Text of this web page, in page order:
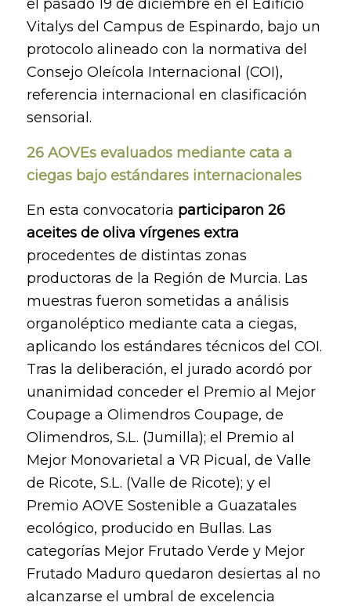
el pasado 19 de diciembre en el Edificio
Vitalys del Campus de Espinardo, bajo un
protocolo alineado con la normativa del
Consejo Oleícola Internacional (COI),
referencia internacional en clasificación
sensorial.
26 AOVEs evaluados mediante cata a
ciegas bajo estándares internacionales
En esta convocatoria participaron 26
aceites de oliva vírgenes extra
procedentes de distintas zonas
productoras de la Región de Murcia. Las
muestras fueron sometidas a análisis
organoléptico mediante cata a ciegas,
aplicando los estándares técnicos del COI.
Tras la deliberación, el jurado acordó por
unanimidad conceder el Premio al Mejor
Coupage a Olimendros Coupage, de
Olimendros, S.L. (Jumilla); el Premio al
Mejor Monovarietal a VR Picual, de Valle
de Ricote, S.L. (Valle de Ricote); y el
Premio AOVE Sostenible a Guazatales
ecológico, producido en Bullas. Las
categorías Mejor Frutado Verde y Mejor
Frutado Maduro quedaron desiertas al no
alcanzarse el umbral de excelencia